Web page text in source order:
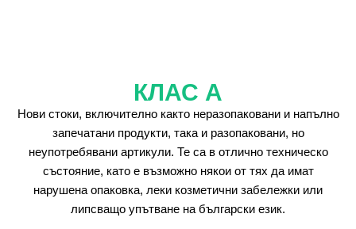
КЛАС А
Нови стоки, включително както неразопаковани и напълно
запечатани продукти, така и разопаковани, но
неупотребявани артикули. Те са в отлично техническо
състояние, като е възможно някои от тях да имат
нарушена опаковка, леки козметични забележки или
липсващо упътване на български език.